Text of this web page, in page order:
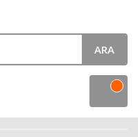
ARA